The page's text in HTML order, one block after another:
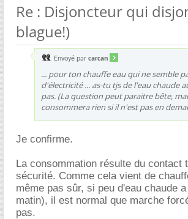
Re : Disjoncteur qui
blague!)
Envoyé par carcan
... pour ton chauffe eau qui ne semble
d'électricité ... as-tu tjs de l'eau chaude
pas. (La question peut paraitre bête,
consommera rien si il n'est pas en
Je confirme.
La consommation résulte du contact
sécurité. Comme cela vient de
même pas sûr, si peu d'eau chaude
matin), il est normal que marche
pas.